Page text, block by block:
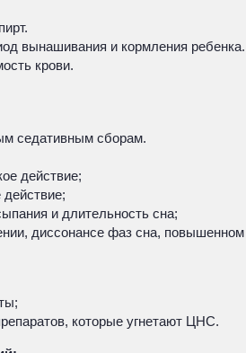
вынашивания и кормления ребенка.
крови.
седативным сборам.
действие;
действие;
и длительность сна;
диссонансе фаз сна, повышенном
которые угнетают ЦНС.